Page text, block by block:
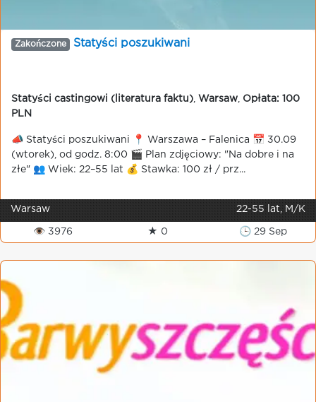
Zakończone Statyści poszukiwani
Statyści castingowi (literatura faktu) Warsaw
Opłata: 100
PLN
📣 Statyści poszukiwani 📍 Warszawa – Falenica 📅 30.09
(wtorek), od godz. 8:00 🎬 Plan zdjęciowy: "Na dobre i na
złe" 👥 Wiek: 22–55 lat 💰 Stawka: 100 zł / prz...
Warsaw 22-55 lat, M/K
👁 3976 ★ 0 🕒 29 Sep